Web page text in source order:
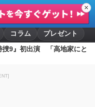
✕
コラム
プレゼント
捜9』初出演 「高地家にと